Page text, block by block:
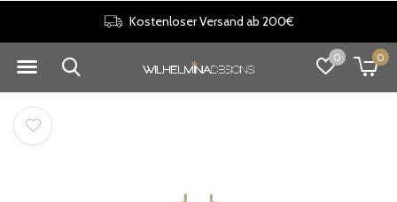
0 0
Kostenloser Versand ab 200€